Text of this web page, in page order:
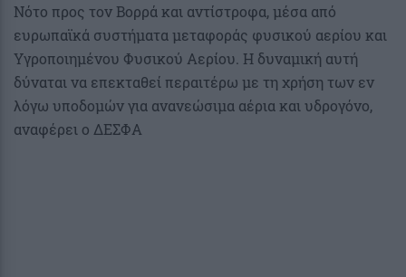
Νότο προς τον Βορρά και αντίστροφα, μέσα από
ευρωπαϊκά συστήματα μεταφοράς φυσικού αερίου και
Υγροποιημένου Φυσικού Αερίου. Η δυναμική αυτή
δύναται να επεκταθεί περαιτέρω με τη χρήση των εν
λόγω υποδομών για ανανεώσιμα αέρια και υδρογόνο,
αναφέρει ο ΔΕΣΦΑ